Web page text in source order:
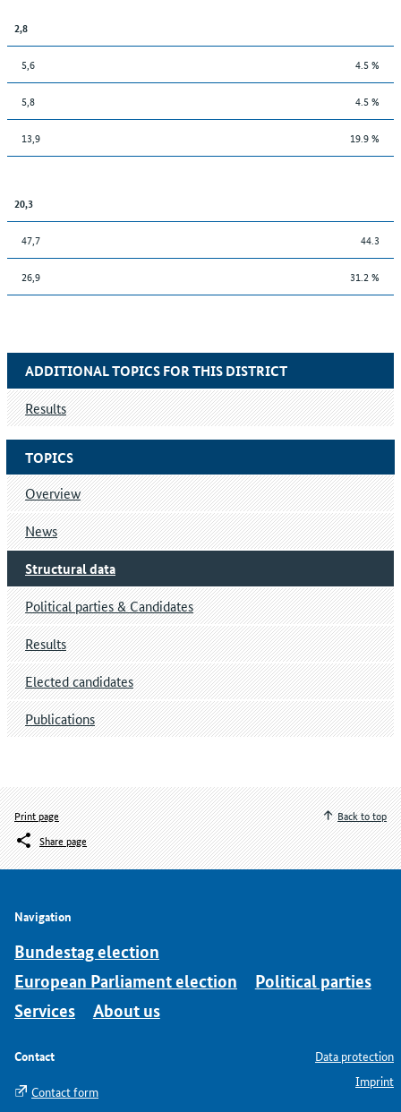
2,8
5,6 4.5 %
5,8 4.5 %
13,9 19.9 %
20,3
47,7 44.3
26,9 31.2 %
TOPICS
Overview
News
Structural data
Political parties & Candidates
Results
Elected candidates
Publications
ADDITIONAL TOPICS FOR THIS DISTRICT
Results
Print page
Share page
Back to top
Navigation
Bundestag election
European Parliament election
Political parties
Services
About us
Contact
Contact form
Data protection
Imprint